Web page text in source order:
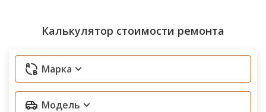
Калькулятор стоимости ремонта
Марка
Модель